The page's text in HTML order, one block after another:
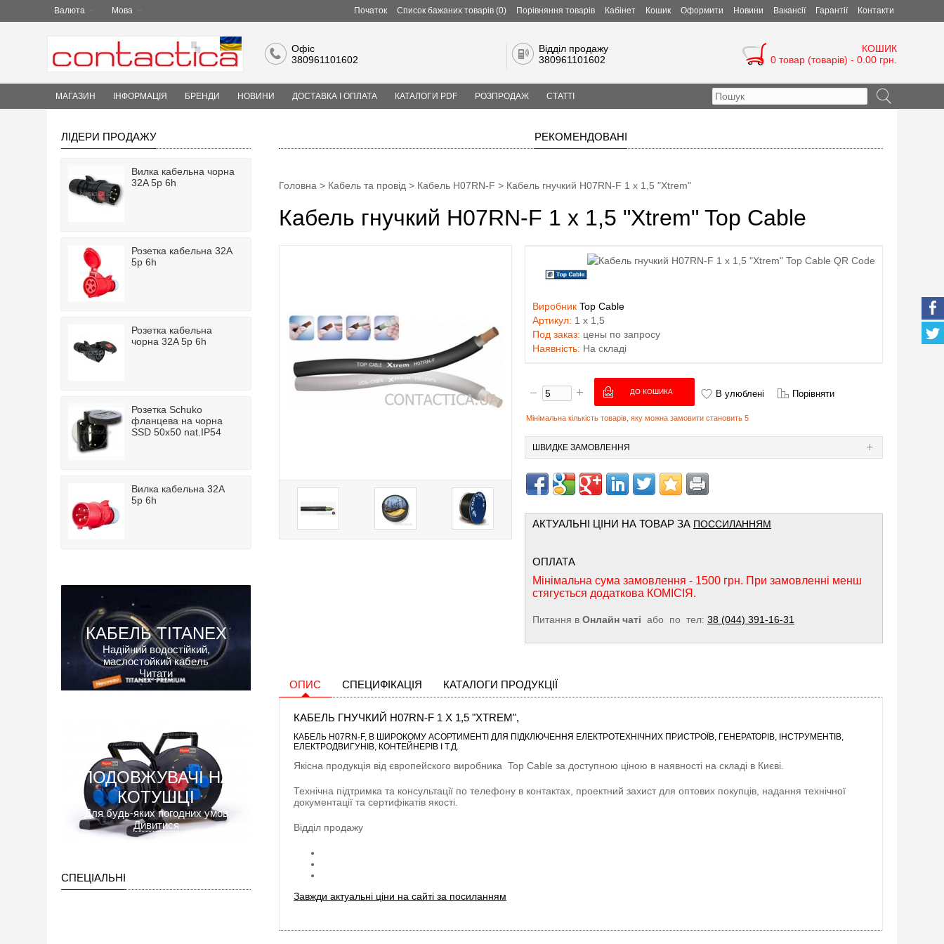
Валюта Мова Початок Список бажаних товарів (0) Порівняння товарів Кабінет Кошик Оформити Новини Вакансії Гарантії Контакти
КОШИК
0 товар (товарів) - 0.00 грн.
Офіс
380961101602
Відділ продажу
380961101602
МАГАЗИН ІНФОРМАЦІЯ БРЕНДИ НОВИНИ ДОСТАВКА І ОПЛАТА КАТАЛОГИ PDF РОЗПРОДАЖ СТАТТІ
ЛІДЕРИ ПРОДАЖУ
Вилка кабельна чорна
32A 5p 6h
Розетка кабельна 32A
5p 6h
Розетка кабельна
чорна 32A 5p 6h
Розетка Schuko
фланцева на чорна
SSD 50x50 nat.IP54
Вилка кабельна 32A
5p 6h
КАБЕЛЬ TITANEX
Надійний водостійкий,
маслостойкий кабель
Читати
ПОДОВЖУВАЧІ НА
КОТУШЦІ
Для будь-яких погодних умов
Дивитися
СПЕЦІАЛЬНІ
РЕКОМЕНДОВАНІ
Головна > Кабель та провід > Кабель H07RN-F > Кабель гнучкий H07RN-F 1 x 1,5 "Xtrem"
Кабель гнучкий H07RN-F 1 x 1,5 "Xtrem" Top Cable
Виробник Top Cable
Артикул: 1 x 1,5
Под заказ: цены по запросу
Наявність: На складі
В улюблені Порівняти
Мінімальна кількість товарів, яку можна замовити становить 5
ШВИДКЕ ЗАМОВЛЕННЯ
АКТУАЛЬНІ ЦІНИ НА ТОВАР ЗА ПОССИЛАННЯМ
ОПЛАТА
Мінімальна сума замовлення - 1500 грн. При замовленні менш
стягується додаткова КОМІСІЯ.
Питання в Онлайн чаті або по тел: 38 (044) 391-16-31
ОПИС СПЕЦИФІКАЦІЯ КАТАЛОГИ ПРОДУКЦІЇ
КАБЕЛЬ ГНУЧКИЙ H07RN-F 1 X 1,5 "XTREM",
КАБЕЛЬ H07RN-F, В ШИРОКОМУ АСОРТИМЕНТІ ДЛЯ ПІДКЛЮЧЕННЯ ЕЛЕКТРОТЕХНІЧНИХ ПРИСТРОЇВ, ГЕНЕРАТОРІВ, ІНСТРУМЕНТІВ,
ЕЛЕКТРОДВИГУНІВ, КОНТЕЙНЕРІВ І Т.Д.
Якісна продукція від європейского виробника Top Cable за доступною ціною в наявності на складі в Києві.
Технічна підтримка та консультації по телефону в контактах, проектний захист для оптових покупців, надання технічної
документації та сертифікатів якості.
Відділ продажу
Завжди актуальні ціни на сайті за посиланням